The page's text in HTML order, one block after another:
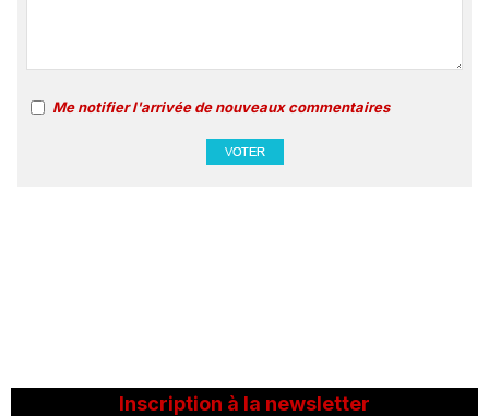
Me notifier l'arrivée de nouveaux commentaires
Inscription à la newsletter